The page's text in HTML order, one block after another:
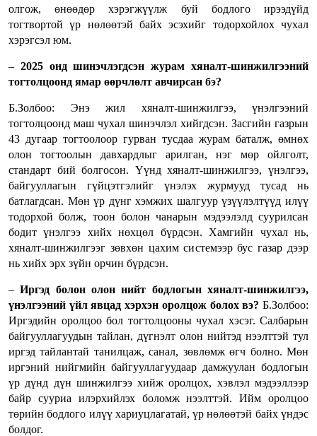
олгож, өнөөдөр хэрэгжүүлж буй бодлого ирээдүйд
тогтвортой үр нөлөөтэй байх эсэхийг тодорхойлох чухал
хэрэгсэл юм.
– 2025 онд шинэчлэгдсэн журам хяналт-шинжилгээний
тогтолцоонд ямар өөрчлөлт авчирсан бэ?
Б.Золбоо: Энэ жил хяналт-шинжилгээ, үнэлгээний
тогтолцоонд маш чухал шинэчлэл хийгдсэн. Засгийн газрын
43 дугаар тогтоолоор гурван тусдаа журам баталж, өмнөх
олон тогтоолын давхардлыг арилган, нэг мөр ойлголт,
стандарт бий болгосон. Үүнд хяналт-шинжилгээ, үнэлгээ,
байгууллагын гүйцэтгэлийг үнэлэх журмууд тусад нь
батлагдсан. Мөн үр дүнг хэмжих шалгуур үзүүлэлтүүд илүү
тодорхой болж, тоон болон чанарын мэдээлэлд суурилсан
бодит үнэлгээ хийх нөхцөл бүрдсэн. Хамгийн чухал нь,
хяналт-шинжилгээг зөвхөн цахим системээр бус газар дээр
нь хийх эрх зүйн орчин бүрдсэн.
–Иргэд болон олон нийт бодлогын хяналт-шинжилгээ,
үнэлгээний үйл явцад хэрхэн оролцож болох вэ? Б.Золбоо:
Иргэдийн оролцоо бол тогтолцооны чухал хэсэг. Салбарын
байгууллагуудын тайлан, дүгнэлт олон нийтэд нээлттэй тул
иргэд тайлантай танилцаж, санал, зөвлөмж өгч болно. Мөн
иргэний нийгмийн байгууллагуудаар дамжуулан бодлогын
үр дүнд дүн шинжилгээ хийж оролцох, хэвлэл мэдээллээр
байр сууриа илэрхийлэх боломж нээлттэй. Ийм оролцоо
төрийн бодлого илүү хариуцлагатай, үр нөлөөтэй байх үндэс
болдог.